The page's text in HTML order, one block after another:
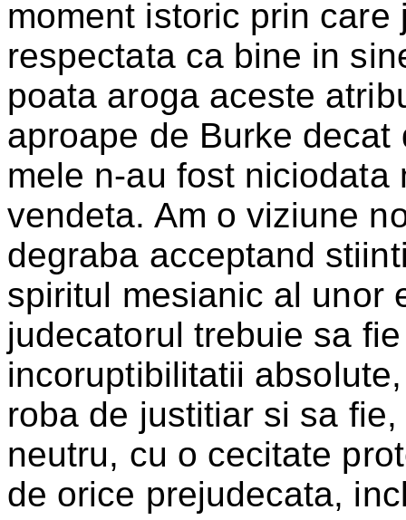
moment istoric prin
respectata ca bine in
poata aroga aceste
aproape de Burke
mele n-au fost
vendeta. Am o viziune
degraba acceptand
spiritul mesianic al unor
judecatorul trebuie sa
incoruptibilitatii
roba de justitiar si sa
neutru, cu o cecitate
de orice prejudecata,